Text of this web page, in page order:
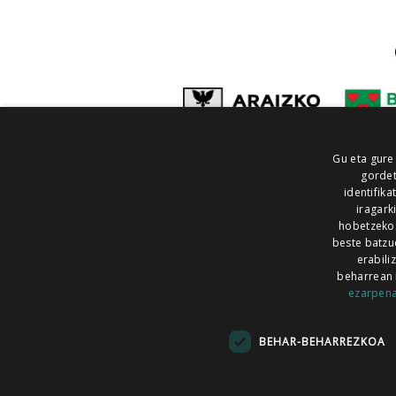
ALEA
MAILOPE NOAUA
Gu eta
hobetzeko.
beste
BEHAR-BEHARREZKOA